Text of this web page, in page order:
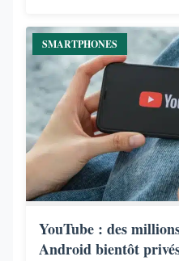
SMARTPHONES
YouTube : des
Android bientôt